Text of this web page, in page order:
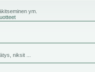
ym.
niksit ...